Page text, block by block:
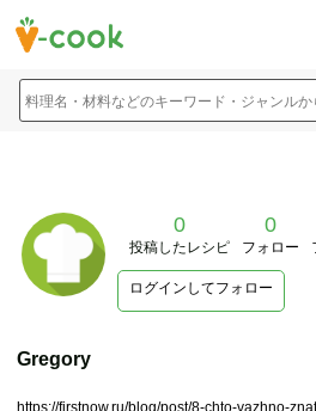
料理名・材料などのキーワード・ジャンルか
0
投稿したレシピ
0
フォロー
ログインしてフォロー
Gregory
https://firstnow.ru/blog/post/8-chto-vazhno-